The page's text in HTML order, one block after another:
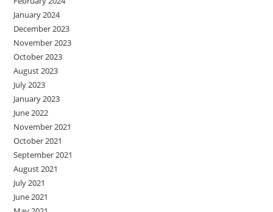
January 2024
December 2023
November 2023
October 2023
August 2023
July 2023
January 2023
June 2022
November 2021
October 2021
September 2021
August 2021
July 2021
June 2021